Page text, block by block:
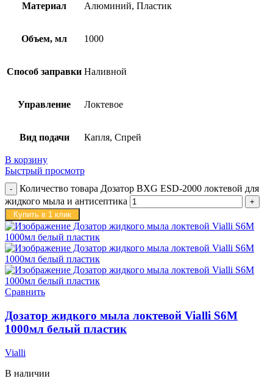
Материал Алюминий, Пластик
Объем, мл 1000
Способ заправки Наливной
Управление Локтевое
Вид подачи Капля, Спрей
В корзину
Быстрый просмотр
Количество товара Дозатор BXG ESD-2000 локтевой для
жидкого мыла и антисептика
Купить в 1 клик
Сравнить
Дозатор жидкого мыла локтевой Vialli S6M
1000мл белый пластик
Vialli
В наличии